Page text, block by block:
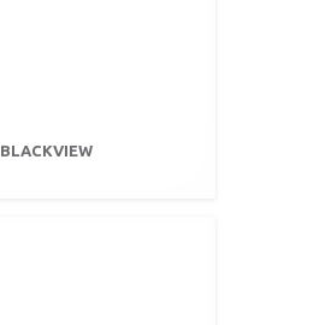
BLACKVIEW